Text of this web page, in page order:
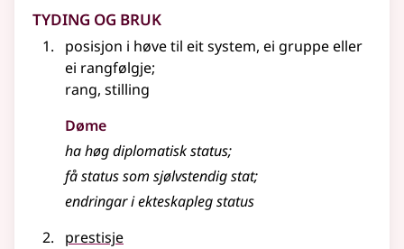
Tyding og bruk
posisjon i høve til eit system, ei gruppe eller
ei rangfølgje;
rang, stilling
Døme
ha høg diplomatisk status;
få status som sjølvstendig stat;
endringar i ekteskapleg status
prestisje